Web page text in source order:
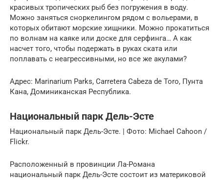
красивых тропических рыб без погружения в воду.
Можно заняться сноркелингом рядом с вольерами, в
которых обитают морские хищники. Можно прокатиться
по волнам на каяке или доске для серфинга… А как
насчет того, чтобы подержать в руках ската или
поплавать с неагрессивными, но все же акулами?
Адрес: Marinarium Parks, Carretera Cabeza de Toro, Пунта
Кана, Доминиканская Республика.
Национальный парк Дель-Эсте
Национальный парк Дель-Эсте. | Фото: Michael Cahoon /
Flickr.
Расположенный в провинции Ла-Романа
национальный парк Дель-Эсте состоит из материковой